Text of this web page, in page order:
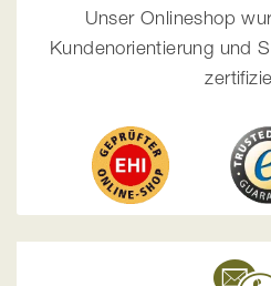
Unser Onlineshop
Kundenorientierung und